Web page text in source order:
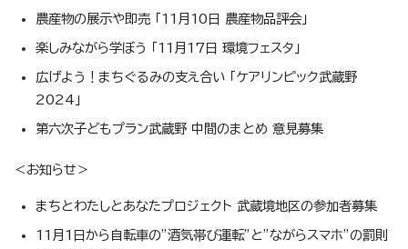
農産物の展示や即売 「11月10日 農産物品評会」
楽しみながら学ぼう 「11月17日 環境フェスタ」
広げよう！まちぐるみの支え合い 「ケアリンピック武蔵野
2024」
第六次子どもプラン武蔵野 中間のまとめ 意見募集
＜お知らせ＞
まちとわたしとあなたプロジェクト 武蔵境地区の参加者募集
11月1日から自転車の”酒気帯び運転”と”ながらスマホ”の罰則